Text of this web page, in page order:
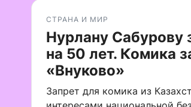
СТРАНА И МИР
Нурлану Сабурову
на 50 лет. Комика
«Внуково»
Запрет для комика из